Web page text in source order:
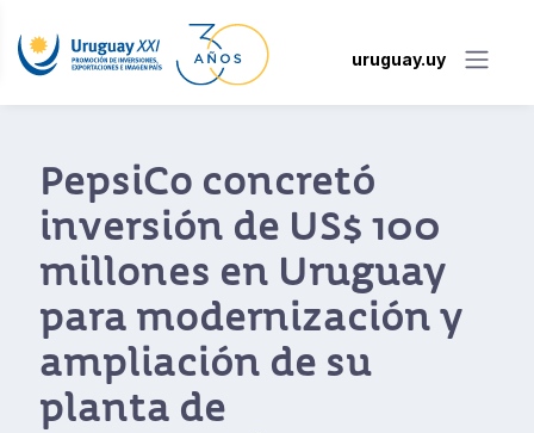
uruguay.uy
PepsiCo concretó
inversión de US$ 100
millones en Uruguay
para modernización y
ampliación de su
planta de